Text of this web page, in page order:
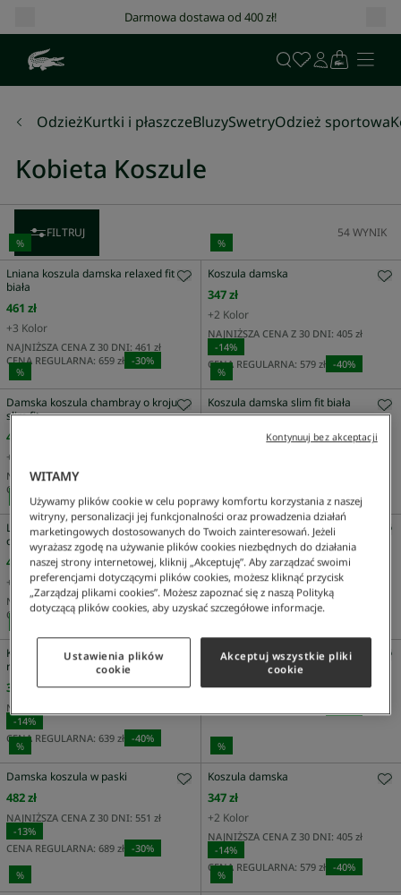
Darmowa dostawa od 400 zł!
OdzieżKurtki i płaszczeBluzySwetryOdzież sportowa
Kobieta Koszule
FILTRUJ 54WYNIK
%
Lniana koszula damska relaxed fit
biała
461 zł
+3 Kolor
NAJNIŻSZA CENA Z 30 DNI: 461 zł
CENA REGULARNA: 659 zł -30%
%
Koszula damska
347 zł
+2 Kolor
NAJNIŻSZA CENA Z 30 DNI: 405 zł
-14%
CENA REGULARNA: 579 zł -40%
%
Damska koszula chambray o kroju
slim fit
471 zł
+
NAJNIŻSZA CENA Z 30 DNI:
CENA REGULARNA:
%
Koszula damska slim fit biała
Lniana koszula damska w paski
oversize pomarańczowa
461 zł
+ Kolor
NAJNIŻSZA CENA Z 30 DNI: 461 zł
CENA REGULARNA: 659 zł -30%
%
Koszula damska w paski oversize
granatowa
510 zł
+2Kolor
NAJNIŻSZA CENA Z 30 DNI:
CENA REGULARNA: 729 zł
Koszula damska z blokadą koloru
regular fit beżowa
383 zł
NAJNIŻSZA CENA Z 30 DNI:
-14%
CENA REGULARNA: 639 zł -40%
Koszula damska czarna
%
Damska koszula w paski
482 zł
NAJNIŻSZA CENA Z 30 DNI: 551 zł
-13%
CENA REGULARNA: 689 zł -30%
%
Koszula damska
347 zł
+2 Kolor
NAJNIŻSZA CENA Z 30 DNI: 405 zł
-14%
CENA REGULARNA: 579 zł -40%
% %
WITAMY
Używamy plików cookie w celu poprawy komfortu korzystania z naszej
witryny, personalizacji jej funkcjonalności oraz prowadzenia działań
marketingowych dostosowanych do Twoich zainteresowań. Jeżeli
wyrażasz zgodę na używanie plików cookies niezbędnych do działania
naszej strony internetowej, kliknij „Akceptuję”. Aby zarządzać swoimi
preferencjami dotyczącymi plików cookies, możesz kliknąć przycisk
„Zarządzaj plikami cookies”. Możesz zapoznać się z naszą Polityką
dotyczącą plików cookies, aby uzyskać szczegółowe informacje.
Ustawienia plików
cookie
Akceptuj wszystkie pliki
cookie
Kontynuuj bez akceptacji